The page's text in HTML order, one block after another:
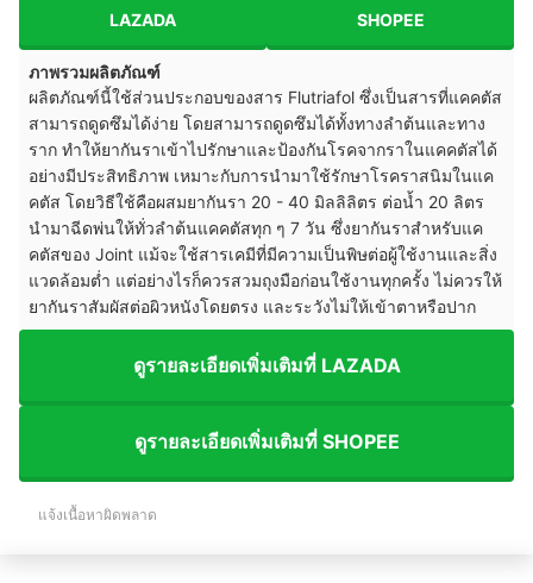
LAZADA SHOPEE
ภาพรวมผลิตภัณฑ์
ผลิตภัณฑ์นี้ใช้ส่วนประกอบของสาร Flutriafol ซึ่งเป็นสารที่แคคตัส
สามารถดูดซึมได้ง่าย โดยสามารถดูดซึมได้ทั้งทางลำต้นและทาง
ราก ทำให้ยากันราเข้าไปรักษาและป้องกันโรคจากราในแคคตัสได้
อย่างมีประสิทธิภาพ เหมาะกับการนำมาใช้รักษาโรคราสนิมในแค
คตัส โดยวิธีใช้คือผสมยากันรา 20 - 40 มิลลิลิตร ต่อน้ำ 20 ลิตร
นำมาฉีดพ่นให้ทั่วลำต้นแคคตัสทุก ๆ 7 วัน ซึ่งยากันราสำหรับแค
คตัสของ Joint แม้จะใช้สารเคมีที่มีความเป็นพิษต่อผู้ใช้งานและสิ่ง
แวดล้อมต่ำ แต่อย่างไรก็ควรสวมถุงมือก่อนใช้งานทุกครั้ง ไม่ควรให้
ยากันราสัมผัสต่อผิวหนังโดยตรง และระวังไม่ให้เข้าตาหรือปาก
ดูรายละเอียดเพิ่มเติมที่ LAZADA
ดูรายละเอียดเพิ่มเติมที่ SHOPEE
แจ้งเนื้อหาผิดพลาด